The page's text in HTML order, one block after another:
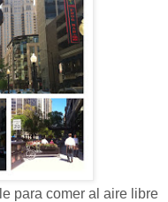
para comer al aire libre